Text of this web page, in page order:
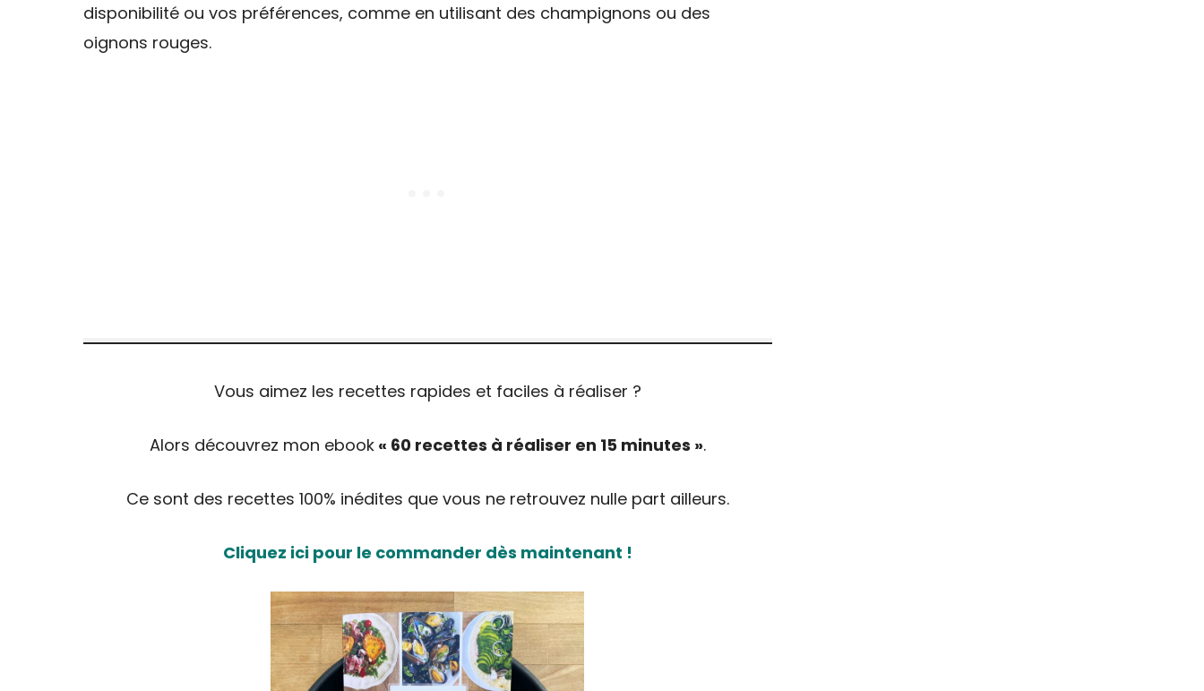
disponibilité ou vos préférences, comme en utilisant des champignons ou des
oignons rouges.
Vous aimez les recettes rapides et faciles à réaliser ?
Alors découvrez mon ebook« 60 recettes à réaliser en 15 minutes ».
Ce sont des recettes 100% inédites que vous ne retrouvez nulle part ailleurs.
Cliquez ici pour le commander dès maintenant !